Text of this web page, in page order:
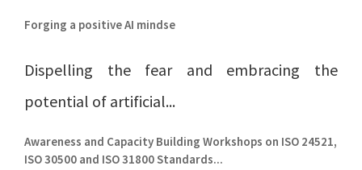
Forging a positive AI mindse
Dispelling the fear and embracing the
potential of artificial...
Awareness and Capacity Building Workshops on ISO 24521,
ISO 30500 and ISO 31800 Standards...